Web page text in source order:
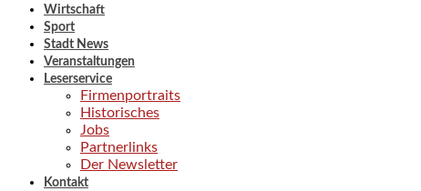
Wirtschaft
Sport
Stadt News
Veranstaltungen
Leserservice
Firmenportraits
Historisches
Jobs
Partnerlinks
Der Newsletter
Kontakt